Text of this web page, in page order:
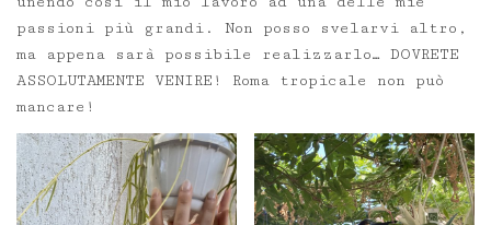
passioni più grandi. Non posso svelarvi altro,
ma appena sarà possibile realizzarlo… DOVRETE
ASSOLUTAMENTE VENIRE! Roma tropicale non può
mancare!